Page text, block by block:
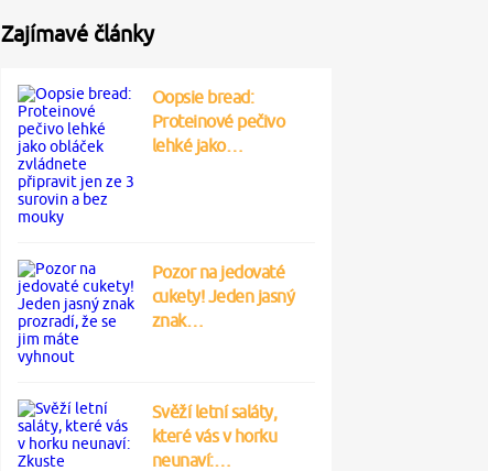
Zajímavé články
Oopsie bread:
Proteinové pečivo
lehké jako…
Pozor na jedovaté
cukety! Jeden jasný
znak…
Svěží letní saláty,
které vás v horku
neunaví:…